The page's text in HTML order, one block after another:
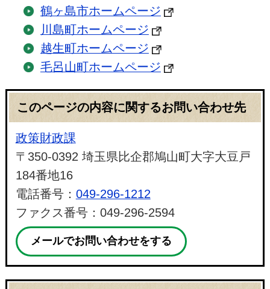
鶴ヶ島市ホームページ
川島町ホームページ
越生町ホームページ
毛呂山町ホームページ
このページの内容に関するお問い合わせ先
政策財政課
〒350-0392 埼玉県比企郡鳩山町大字大豆戸
184番地16
電話番号： 049-296-1212
ファクス番号：049-296-2594
メールでお問い合わせをする